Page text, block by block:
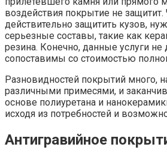
воздействия покрытие не
действительно защитить кузов,
серьезные составы, такие как
резина. Конечно, данные услуги
сопоставимы со стоимостью
Разновидностей покрытий много,
различными примесями, и
основе полиуретана и
исходя из потребностей и
Антигравийное